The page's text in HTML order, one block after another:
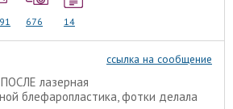
676 14
ссылка на сообщение
лазерная
блефаропластика, фотки делала